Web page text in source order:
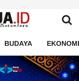
BUDAYA EKONOMI